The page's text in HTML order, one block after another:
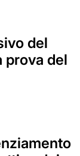
del
prova del